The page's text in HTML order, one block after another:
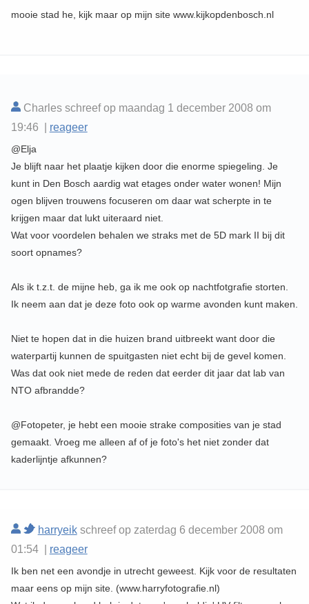
mooie stad he, kijk maar op mijn site www.kijkopdenbosch.nl
Charles schreef op maandag 1 december 2008 om
19:46 | reageer
@Elja
Je blijft naar het plaatje kijken door die enorme spiegeling. Je
kunt in Den Bosch aardig wat etages onder water wonen! Mijn
ogen blijven trouwens focuseren om daar wat scherpte in te
krijgen maar dat lukt uiteraard niet.
Wat voor voordelen behalen we straks met de 5D mark II bij dit
soort opnames?
Als ik t.z.t. de mijne heb, ga ik me ook op nachtfotgrafie storten.
Ik neem aan dat je deze foto ook op warme avonden kunt maken.
Niet te hopen dat in die huizen brand uitbreekt want door die
waterpartij kunnen de spuitgasten niet echt bij de gevel komen.
Was dat ook niet mede de reden dat eerder dit jaar dat lab van
NTO afbrandde?
@Fotopeter, je hebt een mooie strake composities van je stad
gemaakt. Vroeg me alleen af of je foto's het niet zonder dat
kaderlijntje afkunnen?
harryeikschreef op zaterdag 6 december 2008 om
01:54 | reageer
Ik ben net een avondje in utrecht geweest. Kijk voor de resultaten
maar eens op mijn site. (www.harryfotografie.nl)